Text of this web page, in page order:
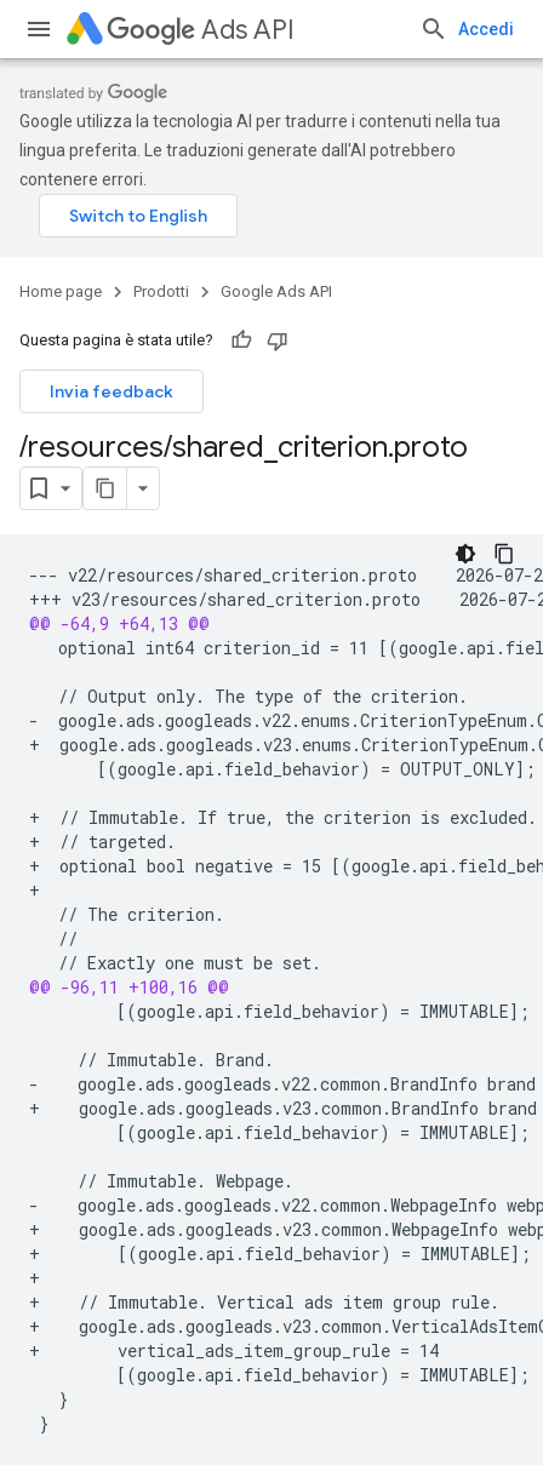
Ads API Accedi
Google utilizza la tecnologia AI per tradurre i contenuti nella tua
lingua preferita. Le traduzioni generate dall'AI potrebbero
contenere errori.
Home page Prodotti Google Ads API
Questa pagina è stata utile?
Invia feedback
/resources/shared criterion.proto
--- v22/resources/shared_criterion.proto    2026-07-
+++ v23/resources/shared_criterion.proto    2026-07-
@@ -64,9 +64,13 @@
optional int64 criterion_id = 11
-
+
      [(google.api.field_behavior) = OUTPUT_ONLY];
+  // Immutable. If true, the criterion is
+  // targeted.
+  optional bool negative = 15
+
@@ -96,11 +100,16 @@
        [(google.api.field_behavior) = IMMUTABLE];
-    google.ads.googleads.v22.common.BrandInfo brand
+    google.ads.googleads.v23.common.BrandInfo
        [(google.api.field_behavior) = IMMUTABLE];
-    google.ads.googleads.v22.common.WebpageInfo
+    google.ads.googleads.v23.common.WebpageInfo
+        [(google.api.field_behavior) = IMMUTABLE];
+
+    // Immutable. Vertical ads item group rule.
+
+        vertical_ads_item_group_rule = 14
}